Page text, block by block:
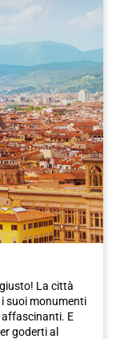
La città
suoi monumenti
affascinanti. E
goderti al